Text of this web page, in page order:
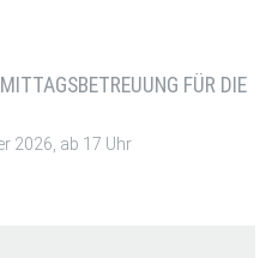
FÜR DIE
2026, ab 17 Uhr